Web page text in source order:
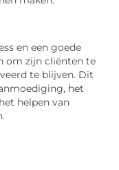
en een goede
om zijn cliënten te
te blijven. Dit
het
helpen van